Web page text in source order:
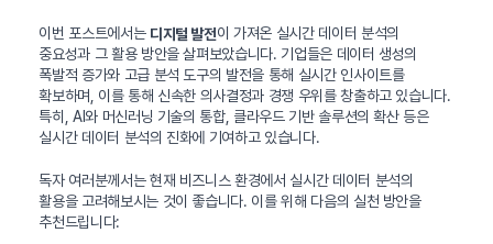
이번 포스트에서는 디지털 발전이 가져온 실시간 데이터 분석의
중요성과 그 활용 방안을 살펴보았습니다. 기업들은 데이터 생성의
폭발적 증가와 고급 분석 도구의 발전을 통해 실시간 인사이트를
확보하며, 이를 통해 신속한 의사결정과 경쟁 우위를 창출하고 있습니다.
특히, AI와 머신러닝 기술의 통합, 클라우드 기반 솔루션의 확산 등은
실시간 데이터 분석의 진화에 기여하고 있습니다.
독자 여러분께서는 현재 비즈니스 환경에서 실시간 데이터 분석의
활용을 고려해보시는 것이 좋습니다. 이를 위해 다음의 실천 방안을
추천드립니다: